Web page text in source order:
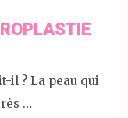
il ? La peau qui
…